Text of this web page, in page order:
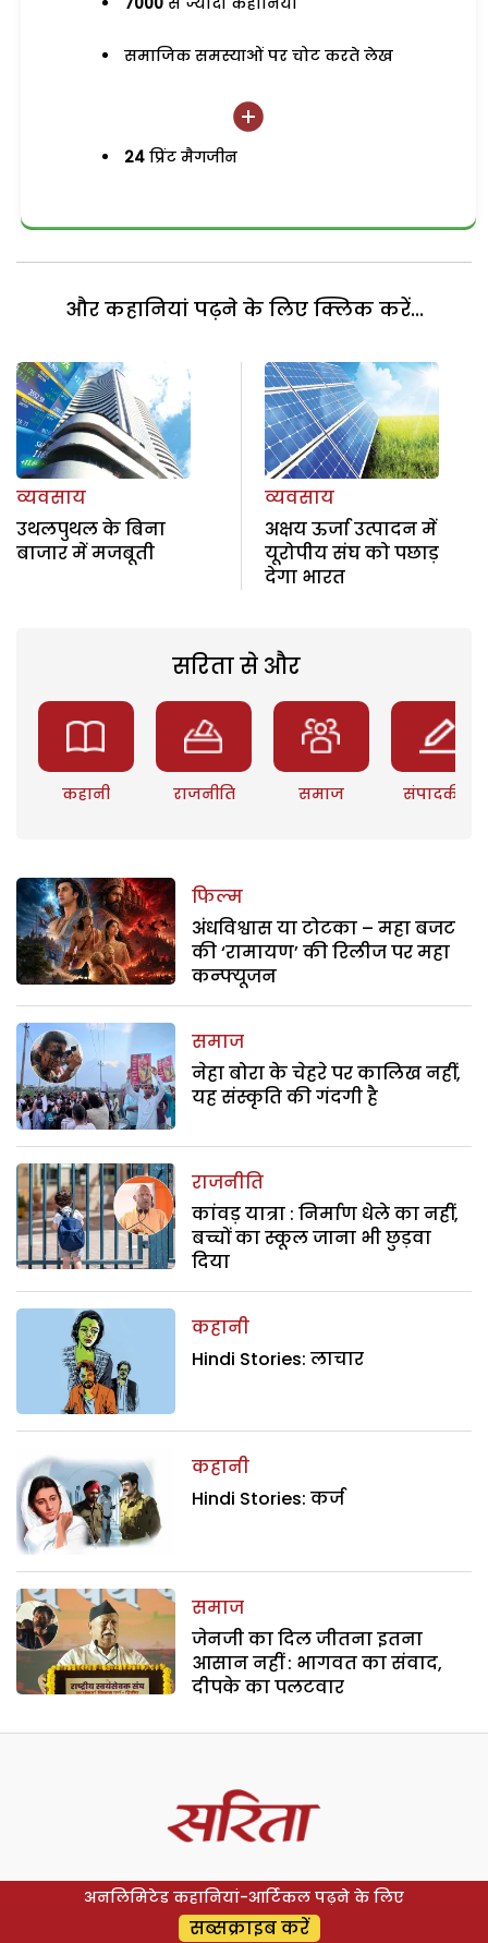
समाजिक समस्याओं पर चोट करते लेख
24 प्रिंट मैगजीन
और कहानियां पढ़ने के लिए क्लिक करें...
व्यवसाय
उथलपुथल के बिना
बाजार में मजबूती
व्यवसाय
अक्षय ऊर्जा उत्पादन में
यूरोपीय संघ को पछाड़
देगा भारत
सरिता से और
कहानी राजनीति समाज संपादकीय
फिल्म
अंधविश्वास या टोटका – महा बजट
की ‘रामायण’ की रिलीज पर महा
कन्फ्यूजन
समाज
नेहा बोरा के चेहरे पर कालिख नहीं,
यह संस्कृति की गंदगी है
राजनीति
कांवड़ यात्रा : निर्माण धेले का नहीं,
बच्चों का स्कूल जाना भी छुड़वा
दिया
कहानी
Hindi Stories: लाचार
कहानी
Hindi Stories: कर्ज
समाज
जेनजी का दिल जीतना इतना
आसान नहीं : भागवत का संवाद,
दीपके का पलटवार
अनलिमिटेड कहानियां-आर्टिकल पढ़ने के लिए
सब्सक्राइब करें